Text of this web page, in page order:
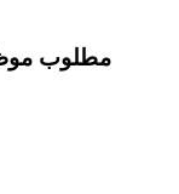
مطلوب